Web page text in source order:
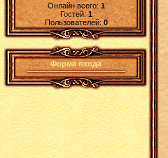
Онлайн всего:1
Гостей:1
Пользователей: 0
Форма входа